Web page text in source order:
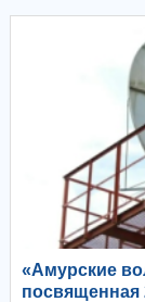
«Амурские
посвященная